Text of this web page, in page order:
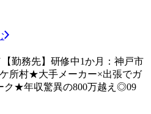
勤務先】研修中1か月：神戸市
所村★大手メーカー×出張でガ
ク★年収驚異の800万越え◎09